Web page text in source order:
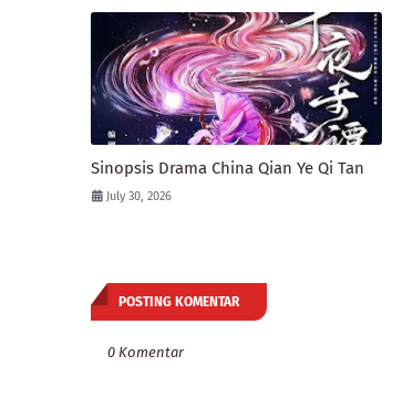
Sinopsis Drama China Qian Ye Qi Tan
July 30, 2026
POSTING KOMENTAR
0 Komentar